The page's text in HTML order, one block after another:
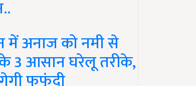
में अनाज को नमी से
3 आसान घरेलू तरीके,